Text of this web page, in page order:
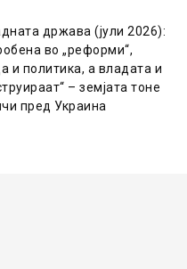
држава (јули 2026):
во „реформи“,
и политика, а владата и
– земјата тоне
пред Украина